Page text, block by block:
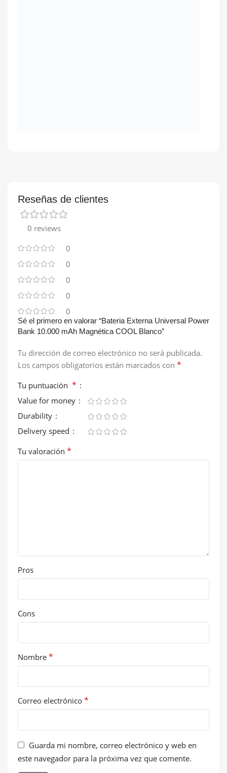
Reseñas de clientes
0 reviews
0
0
0
0
0
Sé el primero en valorar “Bateria Externa Universal Power
Bank 10.000 mAh Magnética COOL Blanco”
Tu dirección de correo electrónico no será publicada.
Los campos obligatorios están marcados con *
Tu puntuación *
Value for money
Durability
Delivery speed
Tu valoración *
Pros
Cons
Nombre *
Correo electrónico *
Guarda mi nombre, correo electrónico y web en
este navegador para la próxima vez que comente.